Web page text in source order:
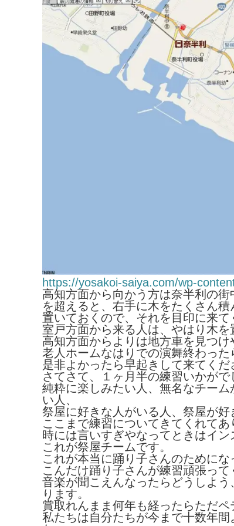
https://yosakoi-saiya.com/wp-
高知方面から向かう方は奈半利の
を超えると、右手に木をたくさん
置いておくので、それを目印に来て
室戸方面から来る人は、やはり木を
高知方面からよりは地方車を見つけ
老人ホームなはりでの演舞終わっ
是非よかったら早起きして来てくだ
さてさて、１ヶ月半の練習いかがで
純粋に楽しみたい人、無名なチー
い人、
祭屋に好きな人がいる人、祭屋が
ここまで練習についてきてくれてあ
時には言いすぎやなってときはイ
これが祭屋チームです。
これが本当に踊り子さんのために
こんだけ踊り子さんが練習頑張っ
音楽が聞こえんなったらどうしよ
ります。
賞取れんまま何年も経ったらただ
私たちは自分たちが今まで十数年